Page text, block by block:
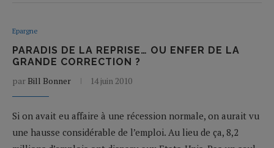
Epargne
PARADIS DE LA REPRISE… OU ENFER DE LA
GRANDE CORRECTION ?
par Bill Bonner 14 juin 2010
Si on avait eu affaire à une récession normale, on aurait vu
une hausse considérable de l’emploi. Au lieu de ça, 8,2